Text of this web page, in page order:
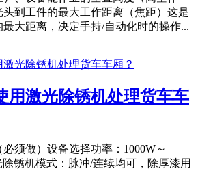
头到工件的最大工作距离（焦距）这是
大距离，决定手持/自动化时的操作...
用激光除锈机处理货车车
须做）设备选择功率：1000W～
除锈机模式：脉冲/连续均可，除厚漆用